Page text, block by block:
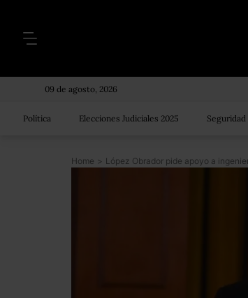
09 de agosto, 2026
Política Elecciones Judiciales 2025 Seguridad
Home >